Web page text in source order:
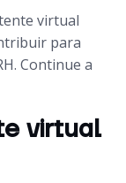
virtual
para
Continue a
virtual